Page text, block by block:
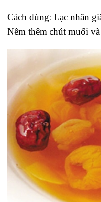
Cách dùng: Lạc nhân
Nêm thêm chút muối